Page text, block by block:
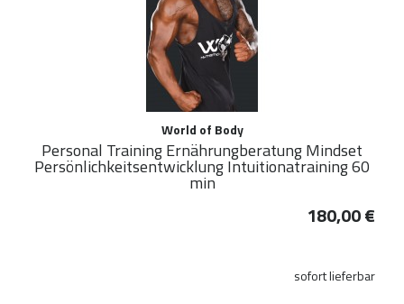
World of Body
Personal Training Ernährungberatung Mindset
Persönlichkeitsentwicklung Intuitionatraining 60
min
180,00 €
sofort lieferbar